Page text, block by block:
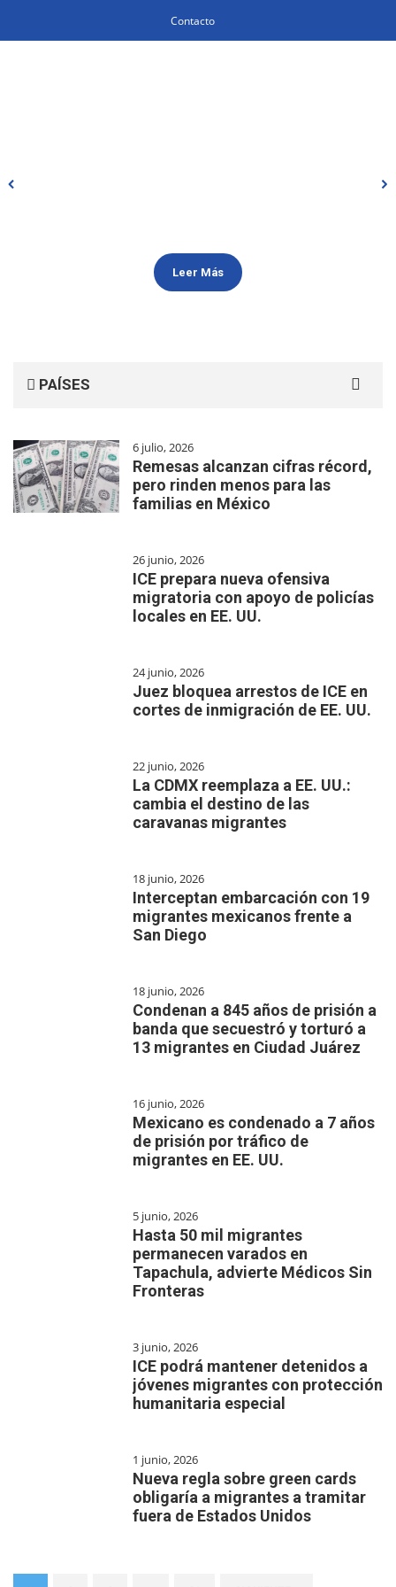
Contacto
Leer Más
PAÍSES
6 julio, 2026
Remesas alcanzan cifras récord,
pero rinden menos para las
familias en México
26 junio, 2026
ICE prepara nueva ofensiva
migratoria con apoyo de policías
locales en EE. UU.
24 junio, 2026
Juez bloquea arrestos de ICE en
cortes de inmigración de EE. UU.
22 junio, 2026
La CDMX reemplaza a EE. UU.:
cambia el destino de las
caravanas migrantes
18 junio, 2026
Interceptan embarcación con 19
migrantes mexicanos frente a
San Diego
18 junio, 2026
Condenan a 845 años de prisión a
banda que secuestró y torturó a
13 migrantes en Ciudad Juárez
16 junio, 2026
Mexicano es condenado a 7 años
de prisión por tráfico de
migrantes en EE. UU.
5 junio, 2026
Hasta 50 mil migrantes
permanecen varados en
Tapachula, advierte Médicos Sin
Fronteras
3 junio, 2026
ICE podrá mantener detenidos a
jóvenes migrantes con protección
humanitaria especial
1 junio, 2026
Nueva regla sobre green cards
obligaría a migrantes a tramitar
fuera de Estados Unidos